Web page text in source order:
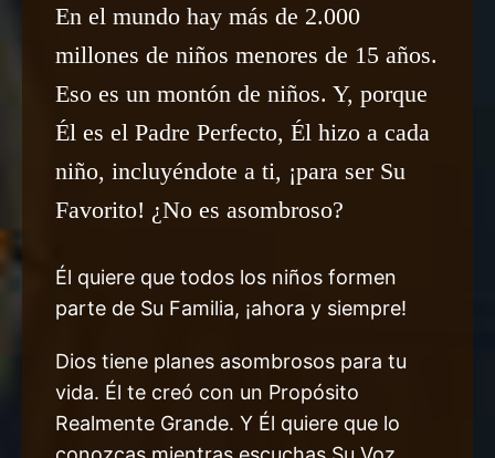
En el mundo hay más de 2.000
millones de niños menores de 15 años.
Eso es un montón de niños. Y, porque
Él es el Padre Perfecto, Él hizo a cada
niño, incluyéndote a ti, ¡para ser Su
Favorito! ¿No es asombroso?
Él quiere que todos los niños formen
parte de Su Familia, ¡ahora y siempre!
Dios tiene planes asombrosos para tu
vida. Él te creó con un Propósito
Realmente Grande. Y Él quiere que lo